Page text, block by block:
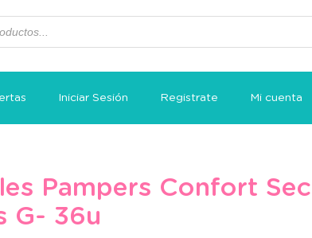
Iniciar Sesión Registrate Mi cuenta
Pampers Confort Sec
G- 36u